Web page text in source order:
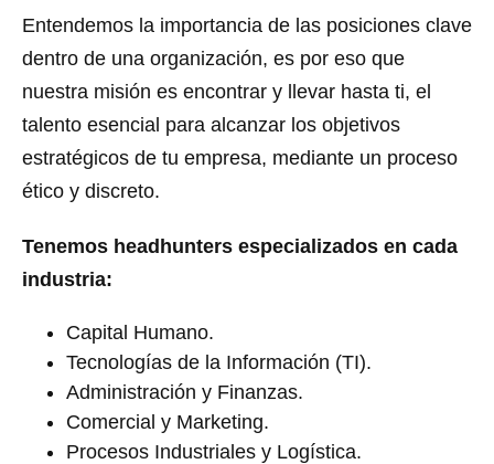
Entendemos la importancia de las posiciones clave
dentro de una organización, es por eso que
nuestra misión es encontrar y llevar hasta ti, el
talento esencial para alcanzar los objetivos
estratégicos de tu empresa, mediante un proceso
ético y discreto.
Tenemos headhunters especializados en cada
industria:
Capital Humano.
Tecnologías de la Información (TI).
Administración y Finanzas.
Comercial y Marketing.
Procesos Industriales y Logística.